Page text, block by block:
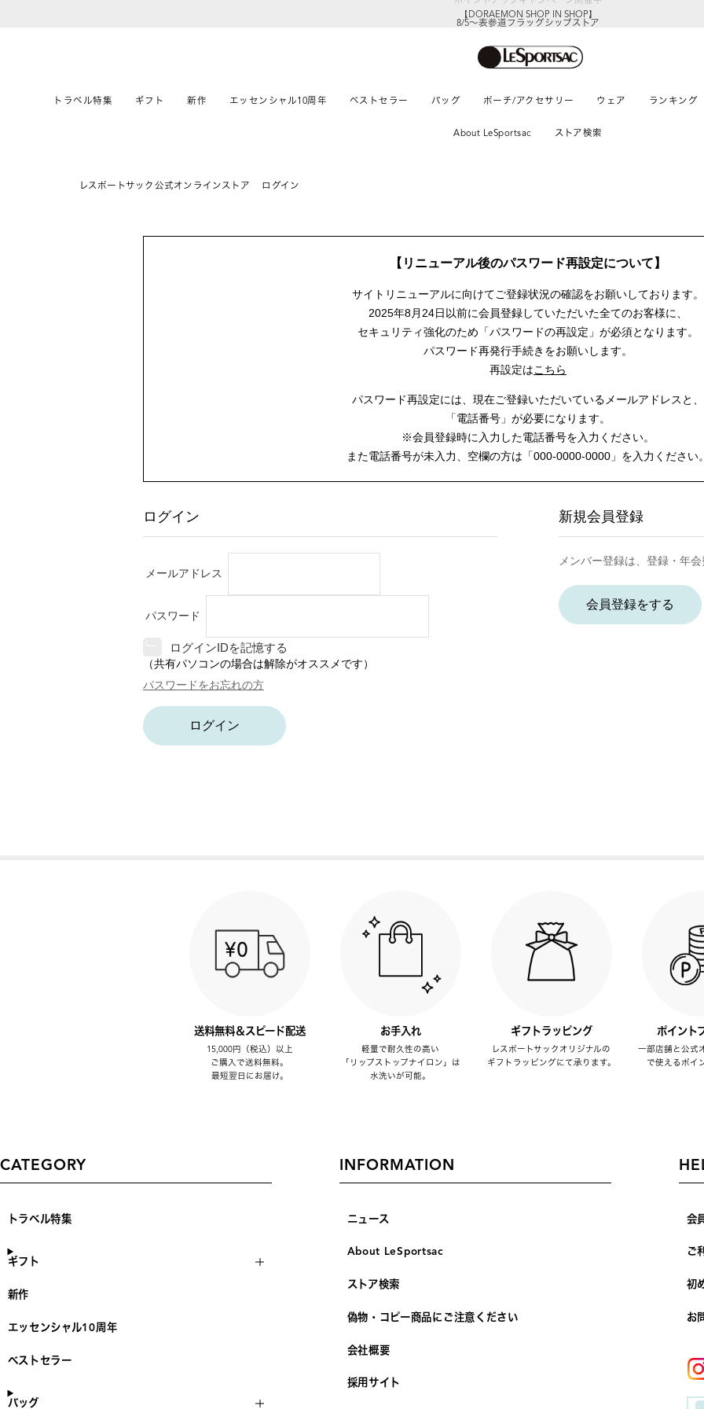
【DORAEMON SHOP IN SHOP】
8/5～表参道フラッグシップストア
トラベル特集 ギフト 新作 エッセンシャル10周年 ベストセラー バッグ ポーチ/アクセサリー ウェア ランキング
About LeSportsac ストア検索
レスポートサック公式オンラインストア ログイン
【リニューアル後のパスワード再設定について】
サイトリニューアルに向けてご登録状況の確認をお願いしております。
2025年8月24日以前に会員登録していただいた全てのお客様に、
セキュリティ強化のため「パスワードの再設定」が必須となります。
パスワード再発行手続きをお願いします。
再設定はこちら
パスワード再設定には、 現在ご登録いただいているメールアドレスと、
「電話番号」が必要になります。
※会員登録時に入力した電話番号を入力ください。
また電話番号が未入力、空欄の方は 「000-0000-0000」を入力ください。
ログイン
メールアドレス
パスワード
ログインIDを記憶する
（共有パソコンの場合は解除がオススメです）
パスワードをお忘れの方
ログイン
新規会員登録
メンバー登録は、登録・年会
会員登録をする
送料無料＆スピード配送
15,000円（税込）以上
ご購入で送料無料。
最短翌日にお届け。
お手入れ
軽量で耐久性の高い
「リップストップナイロン」は
水洗いが可能。
ギフトラッピング
レスポートサックオリジナルの
ギフトラッピングにて承ります。
ポイント
一部店舗と公式
で使えるポイ
CATEGORY
トラベル特集
ギフト
新作
エッセンシャル10周年
ベストセラー
バッグ
INFORMATION
ニュース
About LeSportsac
ストア検索
偽物・コピー商品にご注意ください
会社概要
採用サイト
会
ご
初
お